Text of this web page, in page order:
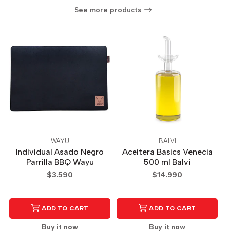
See more products
WAYU
Individual Asado Negro
Parrilla BBQ Wayu
$3.590
ADD TO CART
Buy it now
BALVI
Aceitera Basics Venecia
500 ml Balvi
$14.990
ADD TO CART
Buy it now